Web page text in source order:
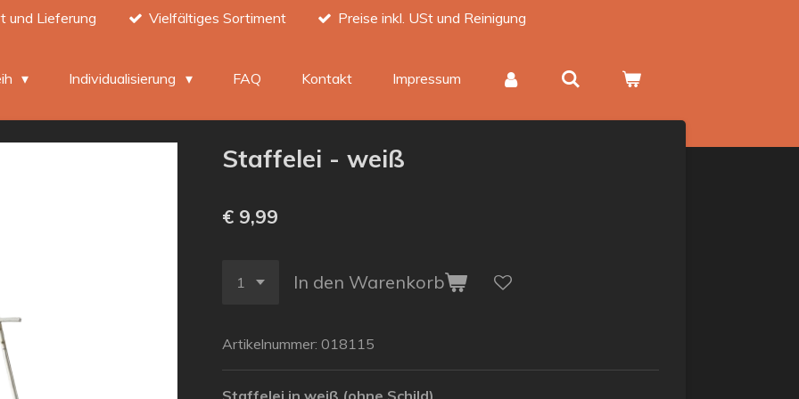
und Lieferung Vielfältiges Sortiment Preise inkl. USt und Reinigung
Individualisierung FAQ Kontakt Impressum
Staffelei - weiß
€ 9,99
In den Warenkorb
Artikelnummer: 018115
Staffelei in weiß (ohne Schild)